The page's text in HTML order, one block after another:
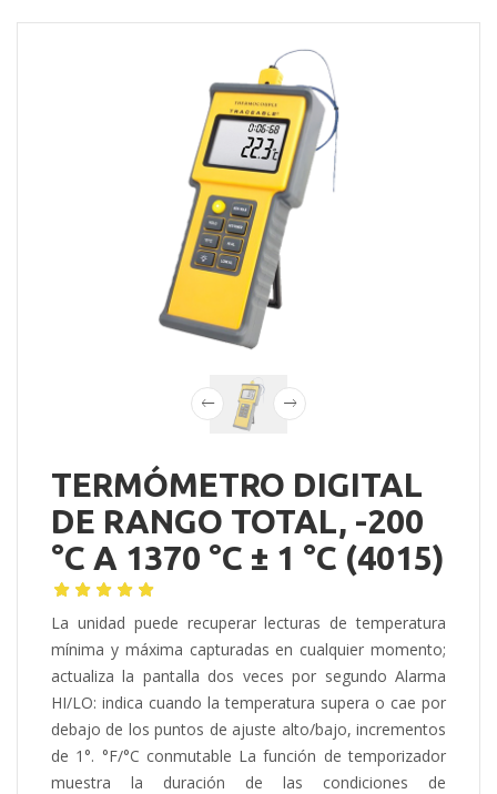
TERMÓMETRO DIGITAL
DE RANGO TOTAL, -200
°C A 1370 °C ± 1 °C (4015)
La unidad puede recuperar lecturas de temperatura
mínima y máxima capturadas en cualquier momento;
actualiza la pantalla dos veces por segundo Alarma
HI/LO: indica cuando la temperatura supera o cae por
debajo de los puntos de ajuste alto/bajo, incrementos
de 1°. °F/°C conmutable La función de temporizador
muestra la duración de las condiciones de